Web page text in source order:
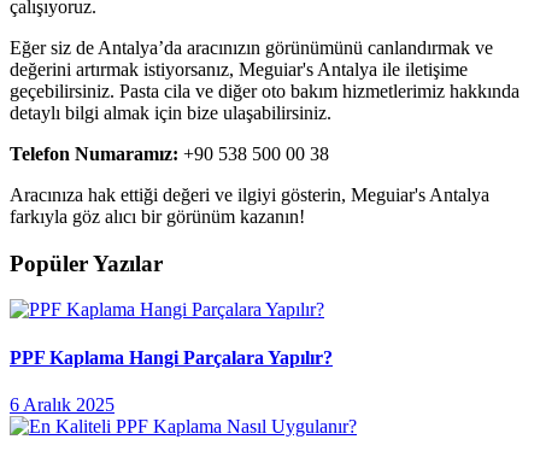
çalışıyoruz.
Eğer siz de Antalya’da aracınızın görünümünü canlandırmak ve
değerini artırmak istiyorsanız, Meguiar's Antalya ile iletişime
geçebilirsiniz. Pasta cila ve diğer oto bakım hizmetlerimiz hakkında
detaylı bilgi almak için bize ulaşabilirsiniz.
Telefon Numaramız: +90 538 500 00 38
Aracınıza hak ettiği değeri ve ilgiyi gösterin, Meguiar's Antalya
farkıyla göz alıcı bir görünüm kazanın!
Popüler Yazılar
PPF Kaplama Hangi Parçalara Yapılır?
6 Aralık 2025